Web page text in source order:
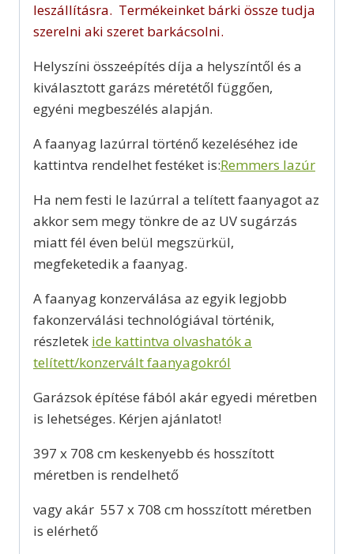
leszállításra. Termékeinket bárki össze tudja
szerelni aki szeret barkácsolni.
Helyszíni összeépítés díja a helyszíntől és a
kiválasztott garázs méretétől függően,
egyéni megbeszélés alapján.
A faanyag lazúrral történő kezeléséhez ide
kattintva rendelhet festéket is:Remmers lazúr
Ha nem festi le lazúrral a telített faanyagot az
akkor sem megy tönkre de az UV sugárzás
miatt fél éven belül megszürkül,
megfeketedik a faanyag.
A faanyag konzerválása az egyik legjobb
fakonzerválási technológiával történik,
részletek ide kattintva olvashatók a
telített/konzervált faanyagokról
Garázsok építése fából akár egyedi méretben
is lehetséges. Kérjen ajánlatot!
397 x 708 cm keskenyebb és hosszított
méretben is rendelhető
vagy akár 557 x 708 cm hosszított méretben
is elérhető